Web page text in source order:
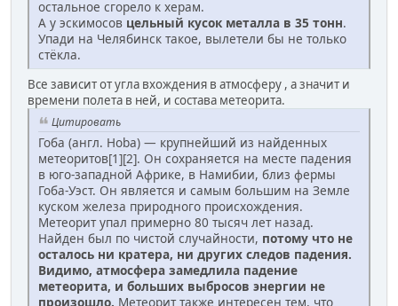
остальное сгорело к херам.
А у эскимосов цельный кусок металла в 35 тонн.
Упади на Челябинск такое, вылетели бы не только
стёкла.
Все зависит от угла вхождения в атмосферу , а значит и
времени полета в ней, и состава метеорита.
Цитировать
Гоба (англ. Hoba) — крупнейший из найденных
метеоритов[1][2]. Он сохраняется на месте падения
в юго-западной Африке, в Намибии, близ фермы
Гоба-Уэст. Он является и самым большим на Земле
куском железа природного происхождения.
Метеорит упал примерно 80 тысяч лет назад.
Найден был по чистой случайности, потому что не
осталось ни кратера, ни других следов падения.
Видимо, атмосфера замедлила падение
метеорита, и больших выбросов энергии не
произошло. Метеорит также интересен тем, что